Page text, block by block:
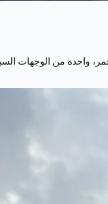
واحدة من الوجهات